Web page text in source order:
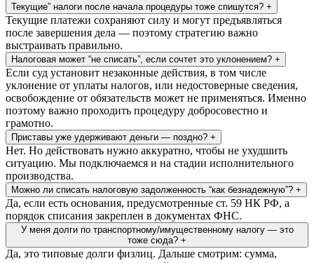
Текущие” налоги после начала процедуры тоже спишутся? +
Текущие платежи сохраняют силу и могут предъявляться
после завершения дела — поэтому стратегию важно
выстраивать правильно.
Налоговая может “не списать”, если сочтет это уклонением? +
Если суд установит незаконные действия, в том числе
уклонение от уплаты налогов, или недостоверные сведения,
освобождение от обязательств может не применяться. Именно
поэтому важно проходить процедуру добросовестно и
грамотно.
Приставы уже удерживают деньги — поздно? +
Нет. Но действовать нужно аккуратно, чтобы не ухудшить
ситуацию. Мы подключаемся и на стадии исполнительного
производства.
Можно ли списать налоговую задолженность “как безнадежную”? +
Да, если есть основания, предусмотренные ст. 59 НК РФ, а
порядок списания закреплен в документах ФНС.
У меня долги по транспортному/имущественному налогу — это
тоже сюда? +
Да, это типовые долги физлиц. Дальше смотрим: сумма,